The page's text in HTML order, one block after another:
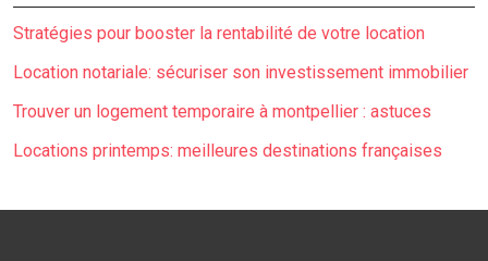
Stratégies pour booster la rentabilité de votre location
Location notariale: sécuriser son investissement immobilier
Trouver un logement temporaire à montpellier : astuces
Locations printemps: meilleures destinations françaises